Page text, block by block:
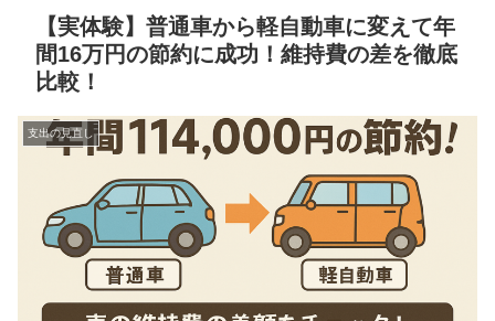
【実体験】普通車から軽自動車に変えて年
間16万円の節約に成功！維持費の差を徹底
比較！
支出の見直し